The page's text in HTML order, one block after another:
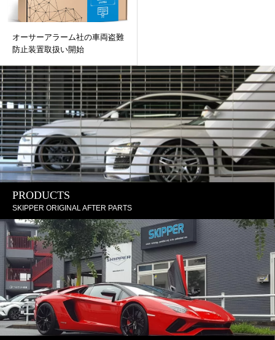
オーサーアラーム社の車両盗難
防止装置取扱い開始
PRODUCTS
SKIPPER ORIGINAL AFTER PARTS